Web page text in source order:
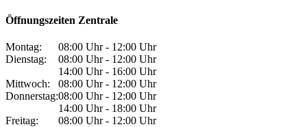
Öffnungszeiten Zentrale
Montag:
08:00 Uhr - 12:00 Uhr
Dienstag:
08:00 Uhr - 12:00 Uhr
14:00 Uhr - 16:00 Uhr
Mittwoch:
08:00 Uhr - 12:00 Uhr
Donnerstag:08:00 Uhr - 12:00 Uhr
14:00 Uhr - 18:00 Uhr
Freitag:
08:00 Uhr - 12:00 Uhr